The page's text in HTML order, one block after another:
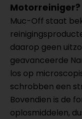
Motorreiniger?
Muc-Off staat
daarop geen
geavanceerde
los op
schrobben een
Bovendien is de
oplosmiddelen,